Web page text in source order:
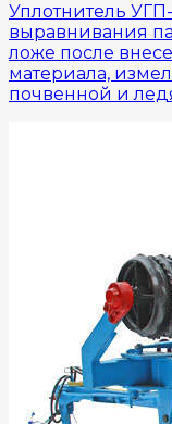
Уплотнитель
выравнивания
ложе после
материала,
почвенной и